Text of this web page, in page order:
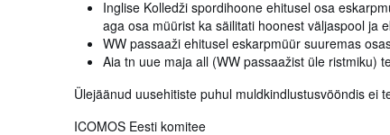
Inglise Kolledži spordihoone ehitusel osa
aga osa müürist ka säilitati hoonest väljaspool ja
WW passaaži ehitusel eskarpmüür suuremas
Aia tn uue maja all (WW passaažist üle ristmiku)
Ülejäänud uusehitiste puhul muldkindlustusvööndis ei
ICOMOS Eesti komitee